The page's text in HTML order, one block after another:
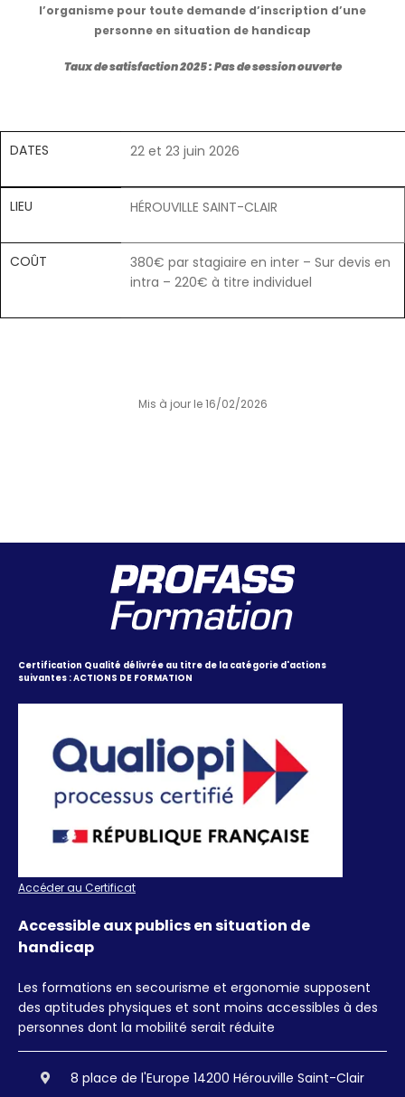
l’organisme pour toute demande d’inscription d’une
personne en situation de handicap
Taux de satisfaction 2025 : Pas de session ouverte
DATES 22 et 23 juin 2026
LIEU HÉROUVILLE SAINT-CLAIR
COÛT
380€ par stagiaire en inter – Sur devis en
intra – 220€ à titre individuel
Mis à jour le 16/02/2026
Certification Qualité délivrée au titre de la catégorie d'actions
suivantes : ACTIONS DE FORMATION
Accéder au Certificat
Accessible aux publics en situation de
handicap
Les formations en secourisme et ergonomie supposent
des aptitudes physiques et sont moins accessibles à des
personnes dont la mobilité serait réduite
8 place de l'Europe 14200 Hérouville Saint-Clair